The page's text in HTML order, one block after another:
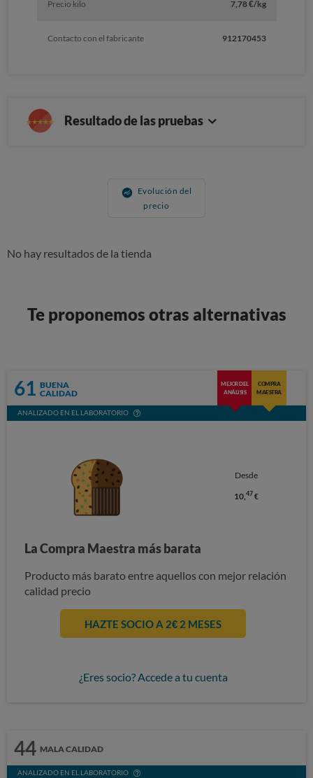
Precio kilo 7,78 €/kg
Contacto con el fabricante 912170453
Resultado de las pruebas
Evolución del
precio
No hay resultados de la tienda
Te proponemos otras alternativas
61 BUENA
CALIDAD
MEJOR DEL
ANÁLISIS
COMPRA
MAESTRA
ANALIZADO EN EL LABORATORIO
Desde
10, 47€
La Compra Maestra más barata
Producto más barato entre aquellos con mejor relación
calidad precio
HAZTE SOCIO A 2€ 2 MESES
¿Eres socio? Accede a tu cuenta
44 MALA CALIDAD
ANALIZADO EN EL LABORATORIO